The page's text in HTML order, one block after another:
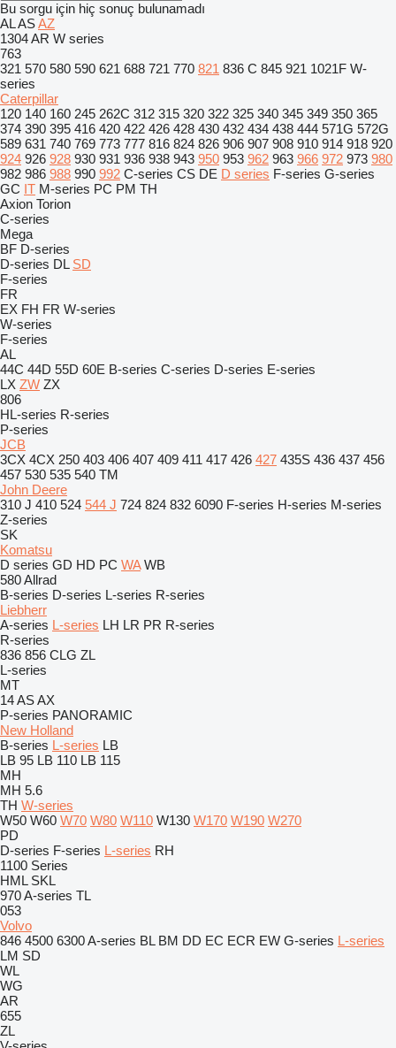
Bu sorgu için hiç sonuç bulunamadı
ALASAZ
1304AR W series
763
321 570 580 590 621 688 721 770 821 836 C 845 921 1021F W-
series
Caterpillar
120 140 160 245 262C 312 315 320 322 325 340 345 349 350 365
374 390 395 416 420 422 426 428 430 432 434 438 444 571G 572G
589 631 740 769 773 777 816 824 826 906 907 908 910 914 918 920
924 926 928 930 931 936 938 943 950 953 962 963 966 972 973 980
982 986 988 990 992 C-series CS DE D series F-series G-series
GC IT M-series PC PM TH
Axion Torion
C-series
Mega
BF D-series
D-series DL SD
F-series
FR
EX FH FR W-series
W-series
F-series
AL
44C 44D 55D 60E B-series C-series D-series E-series
LX ZW ZX
806
HL-series R-series
P-series
JCB
3CX 4CX 250 403 406 407 409 411 417 426 427 435S 436 437 456
457 530 535 540 TM
John Deere
310 J 410 524 544 J 724 824 832 6090 F-series H-series M-series
Z-series
SK
Komatsu
D series GD HD PC WA WB
580Allrad
B-series D-series L-series R-series
Liebherr
A-series L-series LH LR PR R-series
R-series
836 856 CLG ZL
L-series
MT
14ASAX
P-series PANORAMIC
New Holland
B-series L-series LB
LB 95 LB 110 LB 115
MH
MH 5.6
TH W-series
W50 W60 W70 W80 W110 W130 W170 W190 W270
PD
D-series F-series L-series RH
1100 Series
HML SKL
970A-series TL
053
Volvo
846 4500 6300A-series BL BM DD EC ECR EW G-series L-series
LM SD
WL
WG
AR
655
ZL